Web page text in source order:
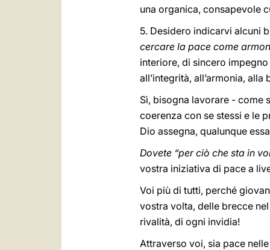
una organica, consapevole
5. Desidero indicarvi alcuni
cercare la pace come
interiore, di sincero
all’integrità, all’armonia,
Sì, bisogna lavorare - come
coerenza con se stessi e le
Dio assegna, qualunque
Dovete “per ciò che sta in
vostra iniziativa di pace a
Voi più di tutti, perché
vostra volta, delle brecce
rivalità, di ogni invidia!
Attraverso voi, sia pace